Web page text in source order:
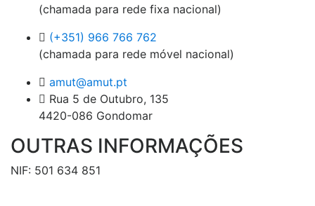
(chamada para rede fixa nacional)
(+351) 966 766 762
(chamada para rede móvel nacional)
amut@amut.pt
Rua 5 de Outubro, 135
4420-086 Gondomar
OUTRAS INFORMAÇÕES
NIF: 501 634 851